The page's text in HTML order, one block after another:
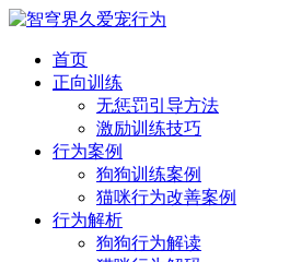
首页
正向训练
无惩罚引导方法
激励训练技巧
行为案例
狗狗训练案例
猫咪行为改善案例
行为解析
狗狗行为解读